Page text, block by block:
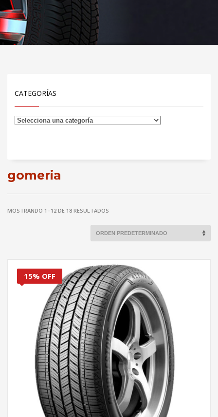
gomeria
MOSTRANDO 1–12 DE 18 RESULTADOS
15% OFF
CATEGORÍAS